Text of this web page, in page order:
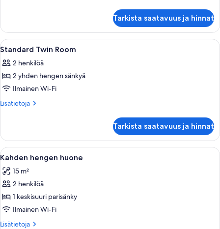
Room
Tarkista saatavuus ja hinnat
Avaa
kaikki
huonetyypin
Standard
Twin
Room
Hotellihuone, jossa on kaksi
3
Standard Twin Room
2 henkilöä
2 yhden hengen sänkyä
Ilmainen Wi-Fi
Lisätietoja
Lisätietoja
Room
Tarkista saatavuus ja hinnat
Avaa
kaikki
huonetyypin
Kahden
hengen
huone
kuvat
Hotellihuone, jossa on sänky,
5
Kahden hengen huone
15 m²
2 henkilöä
1 keskisuuri parisänky
Ilmainen Wi-Fi
Lisätietoja
Lisätietoja